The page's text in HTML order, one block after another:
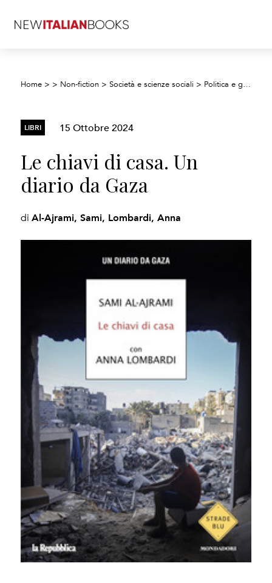
Home > > Non-fiction >Società e scienze sociali > Politica e governo
LIBRI 15 Ottobre 2024
Le chiavi di casa. Un
diario da Gaza
diAl-Ajrami, Sami, Lombardi, Anna